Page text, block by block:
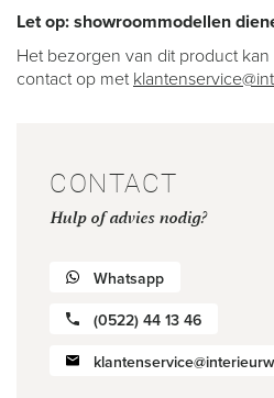
Let op: showroommodellen
Het bezorgen van dit product
contact op met
CONTACT
Hulp of advies nodig?
Whatsapp
(0522) 44 13 46